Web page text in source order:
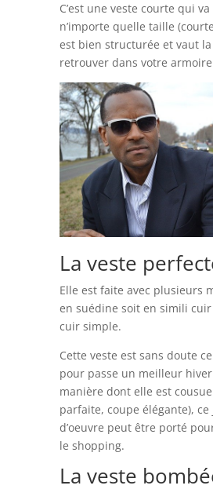
C’est une veste courte qui
n’importe quelle taille
est bien structurée et vaut
retrouver dans votre
La veste
Elle est faite avec plusieurs
en suédine soit en simili
cuir simple.
Cette veste est sans doute
pour passe un meilleur
manière dont elle est
parfaite, coupe élégante),
d’oeuvre peut être porté
le shopping.
La veste